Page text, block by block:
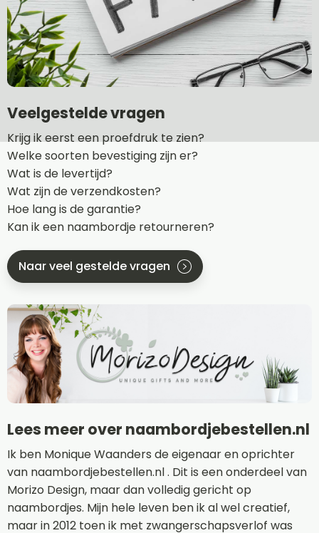
Veelgestelde vragen
Krijg ik eerst een proefdruk te zien?
Welke soorten bevestiging zijn er?
Wat is de levertijd?
Wat zijn de verzendkosten?
Hoe lang is de garantie?
Kan ik een naambordje retourneren?
Naar veel gestelde vragen
Lees meer over naambordjebestellen.nl
Ik ben Monique Waanders de eigenaar en oprichter
van naambordjebestellen.nl . Dit is een onderdeel van
Morizo Design, maar dan volledig gericht op
naambordjes. Mijn hele leven ben ik al wel creatief,
maar in 2012 toen ik met zwangerschapsverlof was